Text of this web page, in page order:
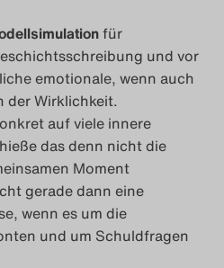
für
und vor
emotionale, wenn auch
der Wirklichkeit.
auf viele innere
das denn nicht die
Moment
gerade dann eine
wenn es um die
und um Schuldfragen